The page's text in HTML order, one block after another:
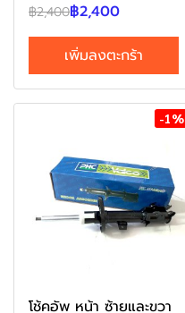
฿2,400฿2,400
เพิ่มลงตะกร้า
-1%
โช้คอัพ หน้า ซ้ายและขวา